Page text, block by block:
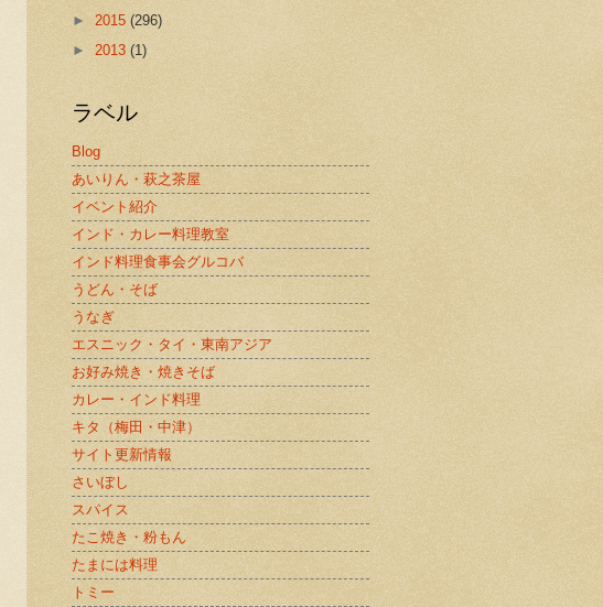
► 2015 (296)
► 2013 (1)
ラベル
Blog
あいりん・萩之茶屋
イベント紹介
インド・カレー料理教室
インド料理食事会グルコバ
うどん・そば
うなぎ
エスニック・タイ・東南アジア
お好み焼き・焼きそば
カレー・インド料理
キタ（梅田・中津）
サイト更新情報
さいぼし
スパイス
たこ焼き・粉もん
たまには料理
トミー